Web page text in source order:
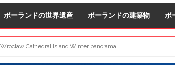
ポーランドの世界遺産 ポーランドの建築物 ポ
Wroclaw Cathedral Island Winter panorama